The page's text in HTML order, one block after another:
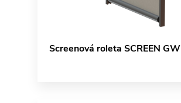
Screenová roleta SCREEN GW